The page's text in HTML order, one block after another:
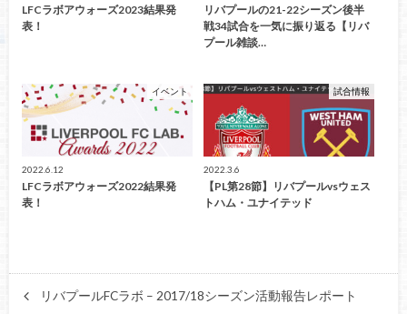
LFCラボアウォーズ2023結果発
表！
リバプールの21-22シーズン後半
戦34試合を一気に振り返る【リバ
プール雑談…
イベント
2022.6.12
LFCラボアウォーズ2022結果発
表！
試合情報
2022.3.6
【PL第28節】リバプールvsウェス
トハム・ユナイテッド
リバプールFCラボ – 2017/18シーズン活動報告レポート